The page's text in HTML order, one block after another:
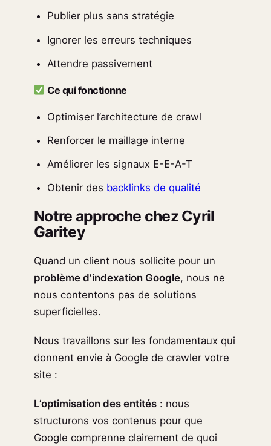
Publier plus sans stratégie
Ignorer les erreurs techniques
Attendre passivement
Ce qui fonctionne
Optimiser l’architecture de crawl
Renforcer le maillage interne
Améliorer les signaux E-E-A-T
Obtenir des backlinks de qualité
Notre approche chez Cyril
Garitey
Quand un client nous sollicite pour un
problème d’indexation Google, nous ne
nous contentons pas de solutions
superficielles.
Nous travaillons sur les fondamentaux qui
donnent envie à Google de crawler votre
site :
L’optimisation des entités : nous
structurons vos contenus pour que
Google comprenne clairement de quoi